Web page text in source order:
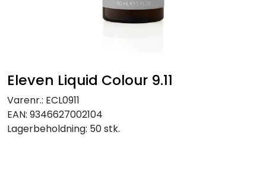
Eleven Liquid Colour 9.11
Varenr.: ECL0911
EAN: 9346627002104
Lagerbeholdning: 50 stk.